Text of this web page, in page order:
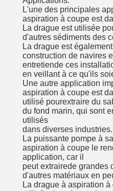
L'une des principales
aspiration à coupe est
La drague est utilisée
d'autres sédiments des
La drague est
construction de navires
entretiende ces
en veillant à ce qu'ils
Une autre application
aspiration à coupe est
utilisé pourextraire du
du fond marin, qui sont
utilisés
dans diverses industries.
La puissante pompe à
aspiration à coupe le
application, car il
peut extrairede grandes
d'autres matériaux en
La drague à aspiration